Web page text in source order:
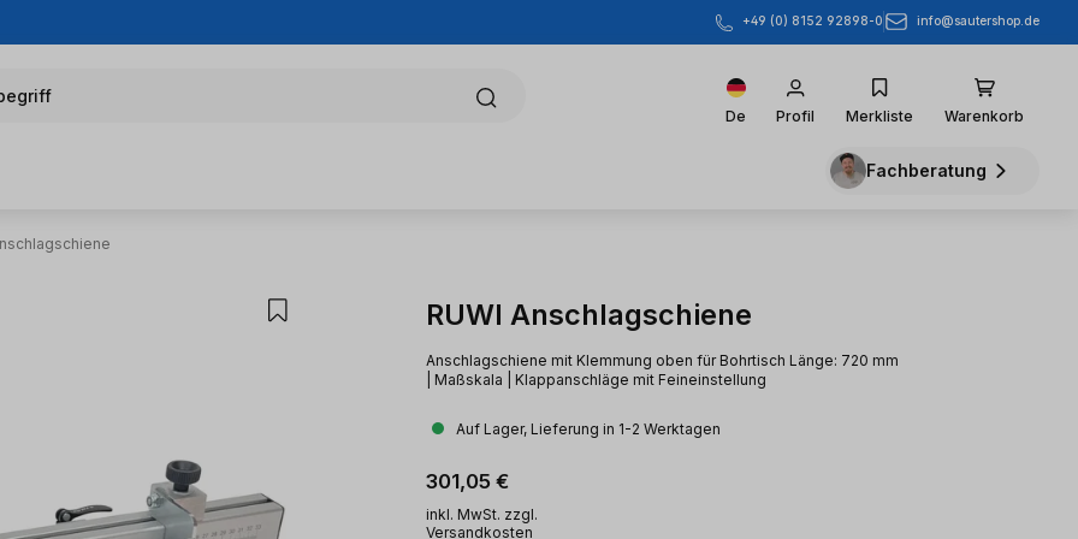
+49 (0) 8152 92898-0 info@sautershop.de
De Profil Merkliste Warenkorb
Fachberatung
RUWI Anschlagschiene
Anschlagschiene mit Klemmung oben für Bohrtisch Länge: 720 mm
| Maßskala | Klappanschläge mit Feineinstellung
Auf Lager, Lieferung in 1-2 Werktagen
Regulärer Preis:
301,05 €
inkl. MwSt. zzgl.
Versandkosten